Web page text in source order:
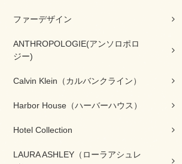
ファーデザイン
ANTHROPOLOGIE(アンソロポロ
ジー)
Calvin Klein（カルバンクライン）
Harbor House（ハーバーハウス）
Hotel Collection
LAURA ASHLEY（ローラアシュレ